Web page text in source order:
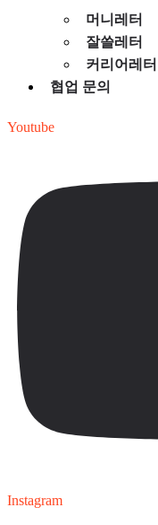
머니레터
잘쓸레터
커리어레터
협업 문의
Youtube
Instagram